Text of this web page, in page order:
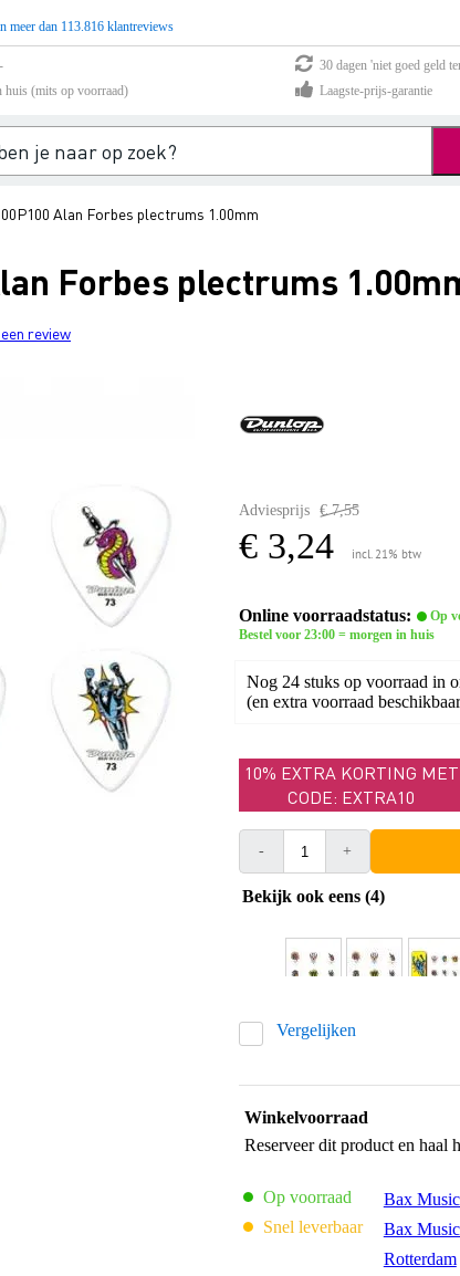
meer dan 113.816 klantreviews
30 dagen 'niet goed geld
huis (mits op voorraad)
Laagste-prijs-garantie
Alan Forbes plectrums 1.00mm
Forbes plectrums
review
Adviesprijs € 7,55
€ 3,24 incl. 21% btw
Online voorraadstatus:
Op
Bestel voor 23:00 = morgen in huis
Nog 24 stuks op voorraad in
(en extra voorraad
10% EXTRA KORTING MET
CODE: EXTRA10
- +
Bekijk ook eens (4)
Vergelijken
Winkelvoorraad
Reserveer dit product en haal
Op voorraad Bax
Snel leverbaar
Bax
Rotterdam